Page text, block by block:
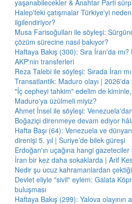
yaşanabilecekler & Anahtar Parti
Halep'teki çatışmalar Türkiye'yi
ilgilendiriyor?
Musa Farisoğulları ile söyleşi:
çözüm sürecine nasıl bakıyor?
Haftaya Bakış (300): Sıra İran'da
AKP'nin transferleri
Reza Talebi ile söyleşi: Sırada İran
Transatlantik: Maduro olayı |
"İç cepheyi tahkim" edelim de kiminle,
Maduro'ya üzülmeli miyiz?
Ahmet İnsel ile söyleşi:
Boğaziçi direnmeye devam ediyor
Hafta Başı (64): Venezuela ve
direnişi 5. yıl | Suriye’de bilek güreşi
Erdoğan'ın uçağına hangi
İran bir kez daha sokaklarda | Arif
Nedir şu ucuz kahramanlardan
Devlet eliyle "sivil" eylem: Galata
buluşması
Haftaya Bakış (299): Yalova olayının